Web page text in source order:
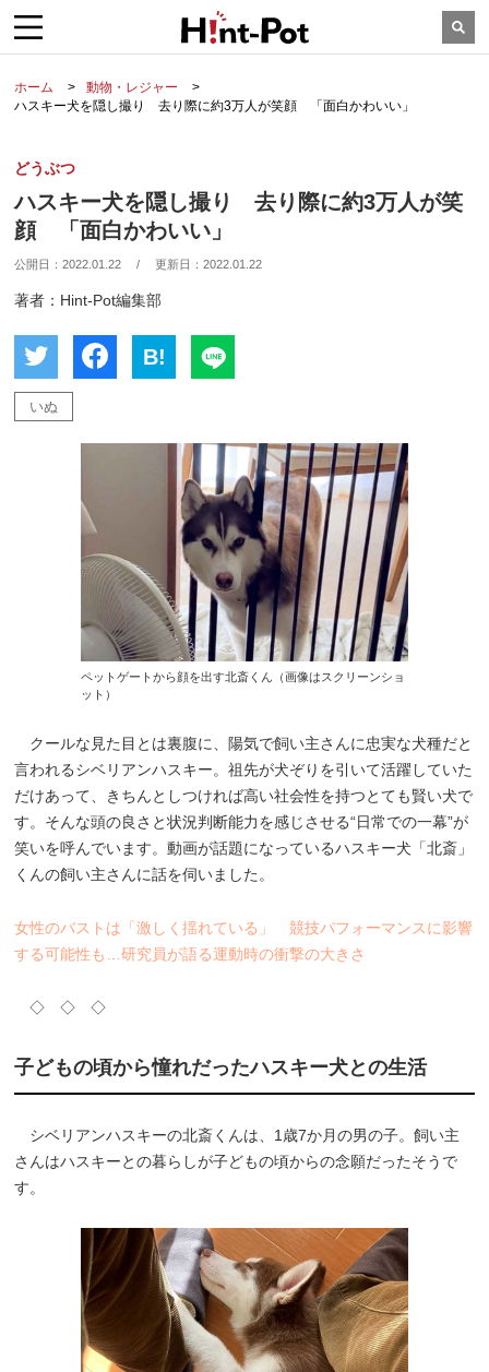
ホーム
動物・レジャー
ハスキー犬を隠し撮り 去り際に約3万人が笑顔 「面白かわいい」
どうぶつ
ハスキー犬を隠し撮り 去り際に約3万人が笑
顔 「面白かわいい」
公開日：2022.01.22 / 更新日：2022.01.22
著者：Hint-Pot編集部
B!
いぬ
ペットゲートから顔を出す北斎くん（画像はスクリーンショ
ット）
クールな見た目とは裏腹に、陽気で飼い主さんに忠実な犬種だと
言われるシベリアンハスキー。祖先が犬ぞりを引いて活躍していた
だけあって、きちんとしつければ高い社会性を持つとても賢い犬で
す。そんな頭の良さと状況判断能力を感じさせる“日常での一幕”が
笑いを呼んでいます。動画が話題になっているハスキー犬「北斎」
くんの飼い主さんに話を伺いました。
女性のバストは「激しく揺れている」 競技パフォーマンスに影響
する可能性も…研究員が語る運動時の衝撃の大きさ
◇ ◇ ◇
子どもの頃から憧れだったハスキー犬との生活
シベリアンハスキーの北斎くんは、1歳7か月の男の子。飼い主
さんはハスキーとの暮らしが子どもの頃からの念願だったそうで
す。